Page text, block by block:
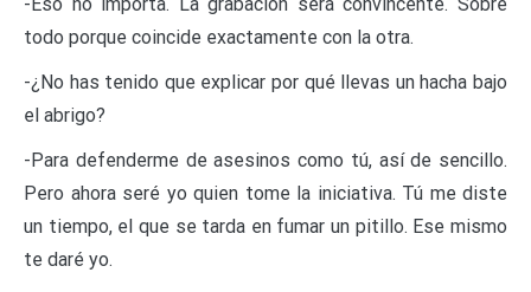
todo porque coincide exactamente con la otra.
-¿No has tenido que explicar por qué llevas un hacha bajo
el abrigo?
-Para defenderme de asesinos como tú, así de sencillo.
Pero ahora seré yo quien tome la iniciativa. Tú me diste
un tiempo, el que se tarda en fumar un pitillo. Ese mismo
te daré yo.